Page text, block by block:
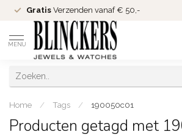
Gratis Verzenden vanaf € 50,-
MENU
Home / Tags / 190050c01
Producten getagd met